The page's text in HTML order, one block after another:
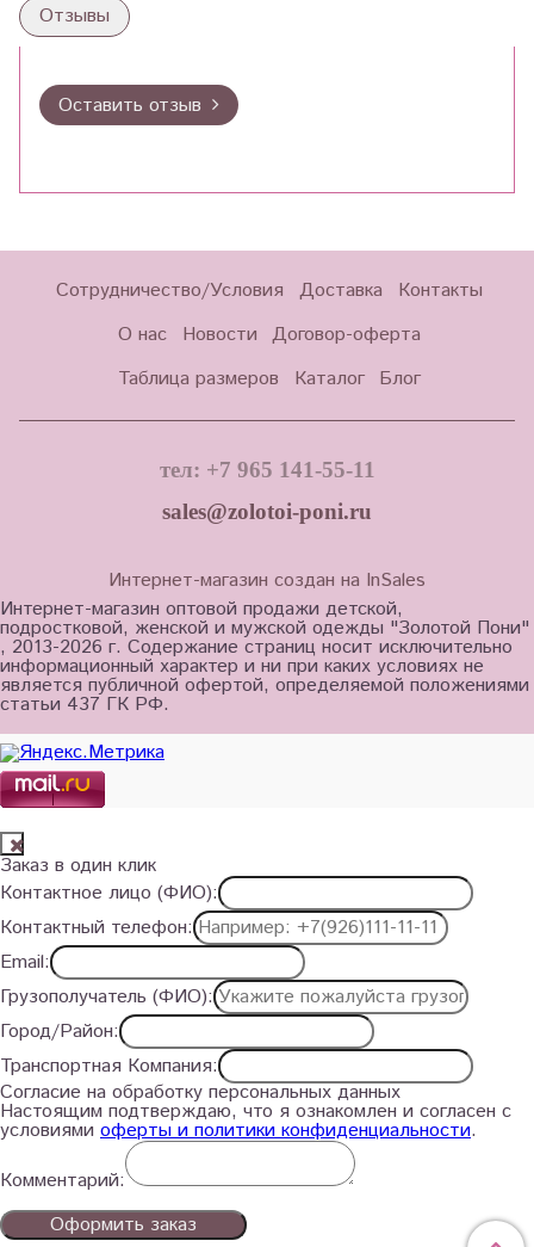
Отзывы
Оставить отзыв
Сотрудничество/Условия Доставка
Контакты
О нас
Новости Договор-оферта
Таблица размеров
Каталог Блог
тел: +7 965 141-55-11
sales@zolotoi-poni.ru
Интернет-магазин создан на InSales
Интернет-магазин оптовой продажи детской,
подростковой, женской и мужской одежды "Золотой Пони"
, 2013-2026 г. Содержание страниц носит исключительно
информационный характер и ни при каких условиях не
является публичной офертой, определяемой положениями
статьи 437 ГК РФ.
Заказ в один клик
Контактное лицо (ФИО):
Контактный телефон:
Email:
Грузополучатель (ФИО):
Город/Район:
Транспортная Компания:
Согласие на обработку персональных данных
Настоящим подтверждаю, что я ознакомлен и согласен с
условиями оферты и политики конфиденциальности.
Комментарий:
Оформить заказ